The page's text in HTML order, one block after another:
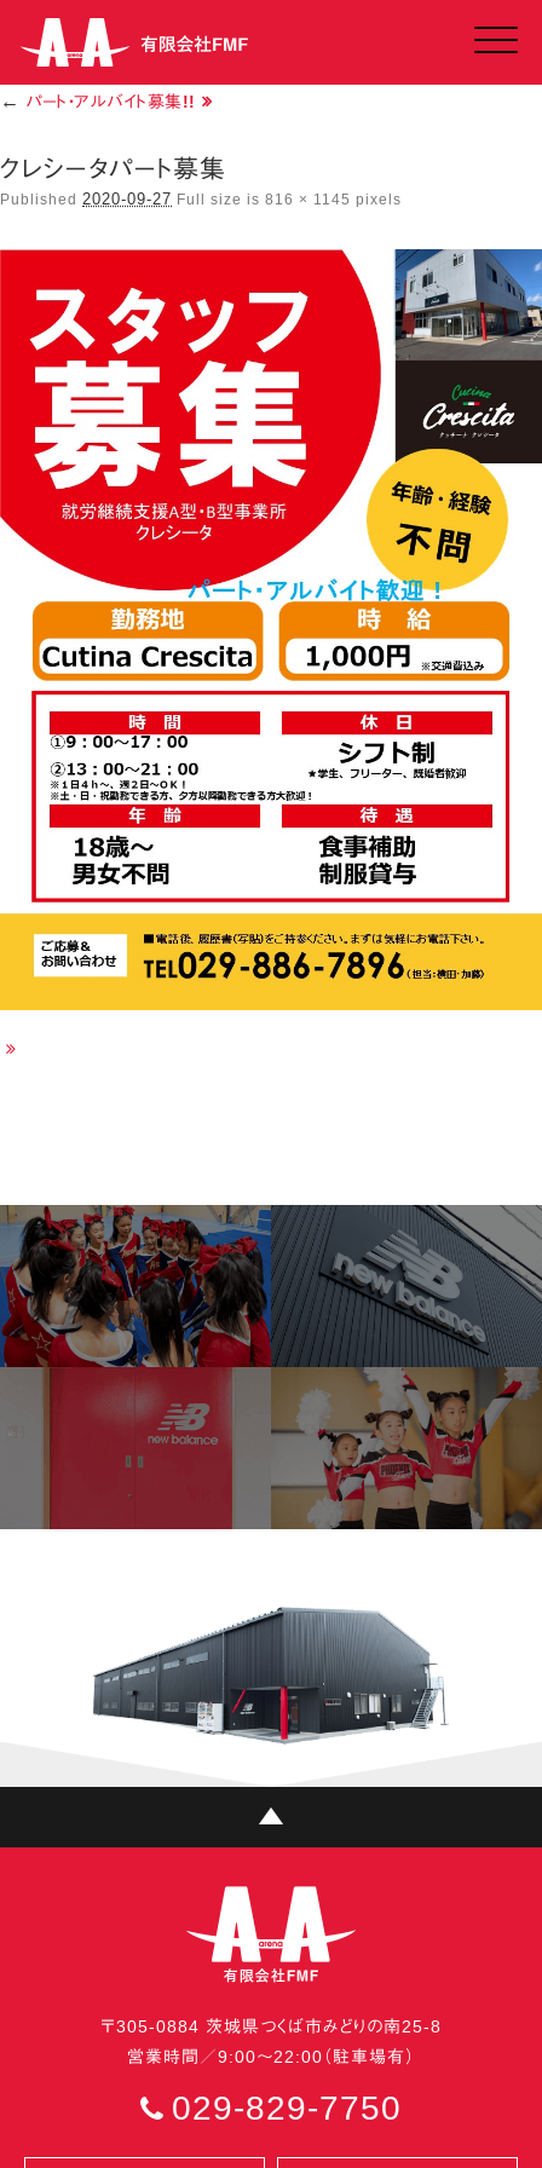
Click
← パート・アルバイト募集!!
クレシータパート募集
Published 2020-09-27 Full size is 816 × 1145 pixels
〒305-0884 茨城県つくば市みどりの南25-8
営業時間／9:00〜22:00（駐車場有）
029-829-7750